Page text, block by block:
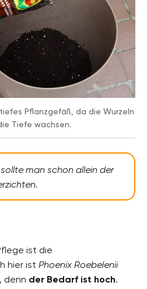
Pflanzgefäß, da die Wurzeln
Tiefe wachsen.
man schon allein der
ist die
hier ist Phoenix Roebelenii
denn der Bedarf ist hoch.